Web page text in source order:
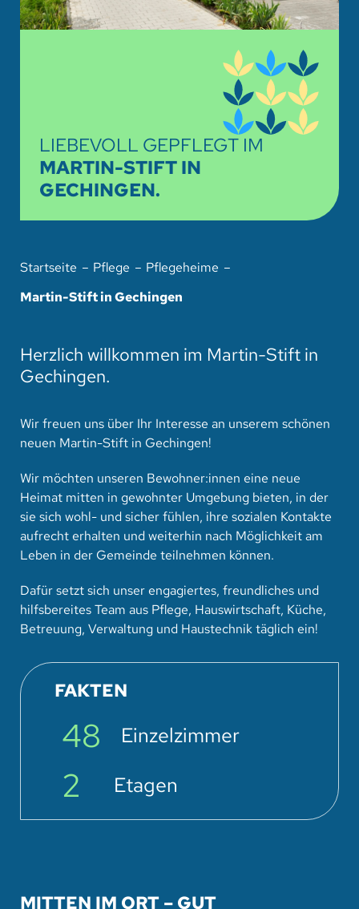
HOTEL
LIEBEVOLL GEPFLEGT IM
MARTIN-STIFT IN
GECHINGEN.
Startseite Pflege
Pflegeheime
Martin-Stift in Gechingen
Herzlich willkommen im Martin-Stift in
Gechingen.
Wir freuen uns über Ihr Interesse an unserem schönen
neuen Martin-Stift in Gechingen!
Wir möchten unseren Bewohner:innen eine neue
Heimat mitten in gewohnter Umgebung bieten, in der
sie sich wohl- und sicher fühlen, ihre sozialen Kontakte
aufrecht erhalten und weiterhin nach Möglichkeit am
Leben in der Gemeinde teilnehmen können.
Dafür setzt sich unser engagiertes, freundliches und
hilfsbereites Team aus Pflege, Hauswirtschaft, Küche,
Betreuung, Verwaltung und Haustechnik täglich ein!
FAKTEN
48 Einzelzimmer
2 Etagen
MITTEN IM ORT – GUT